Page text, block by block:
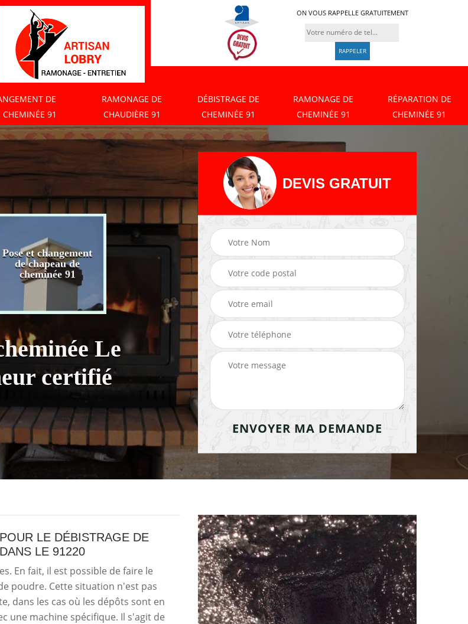
ON VOUS RAPPELLE GRATUITEMENT
DE
CHEMINÉE 91
RAMONAGE DE
CHAUDIÈRE 91
DÉBISTRAGE DE
CHEMINÉE 91
RAMONAGE DE
CHEMINÉE 91
RÉPARATION DE
CHEMINÉE 91
Pose et changement
de chapeau de
cheminée 91
Ramonage de
chaudière 91
Débistrage de
cheminée 91
Ramonage de
cheminée 91
Le
certifié
DEVIS GRATUIT
LE DÉBISTRAGE DE
LE 91220
En fait, il est possible de faire le
poudre. Cette situation n'est pas
dans les cas où les dépôts sont en
une machine spécifique. Il s'agit de